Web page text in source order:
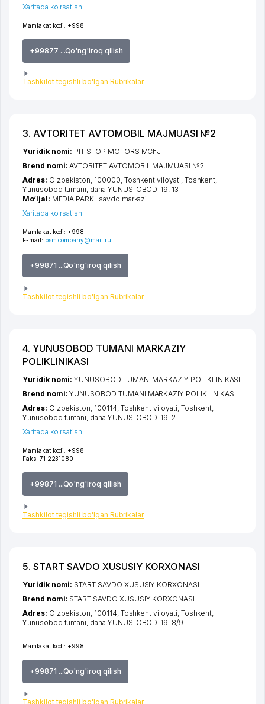
Mamlakat kodi: +998
+99877 ...Qo'ng'iroq qilish
Tashkilot tegishli bo'lgan Rubrikalar
Xaritada ko'rsatish
3. AVTORITET AVTOMOBIL MAJMUASI №2
Mamlakat kodi: +998
E-mail: psm.company@mail.ru
+99871 ...Qo'ng'iroq qilish
Tashkilot tegishli bo'lgan Rubrikalar
Yuridik nomi: PIT STOP MOTORS MChJ
Brend nomi:AVTORITET AVTOMOBIL MAJMUASI №2
Adres: O'zbekiston, 100000, Toshkent viloyati, Toshkent,
Yunusobod tumani, daha YUNUS-OBOD-19, 13
Mo‘ljal: MEDIA PARK" savdo markazi
Xaritada ko'rsatish
4. YUNUSOBOD TUMANI MARKAZIY
POLIKLINIKASI
Mamlakat kodi: +998
Faks: 71 2231080
+99871 ...Qo'ng'iroq qilish
Tashkilot tegishli bo'lgan Rubrikalar
Yuridik nomi:YUNUSOBOD TUMANI MARKAZIY POLIKLINIKASI
Brend nomi:YUNUSOBOD TUMANI MARKAZIY POLIKLINIKASI
Adres: O'zbekiston, 100114, Toshkent viloyati Toshkent
Yunusobod tumani daha YUNUS-OBOD-19 , 2
Xaritada ko'rsatish
5. START SAVDO XUSUSIY KORXONASI
Mamlakat kodi: +998
+99871 ...Qo'ng'iroq qilish
Tashkilot tegishli bo'lgan Rubrikalar
Yuridik nomi: START SAVDO XUSUSIY KORXONASI
Brend nomi: START SAVDO XUSUSIY KORXONASI
Adres: O'zbekiston, 100114, Toshkent viloyati Toshkent
Yunusobod tumani daha YUNUS-OBOD-19 , 8/9